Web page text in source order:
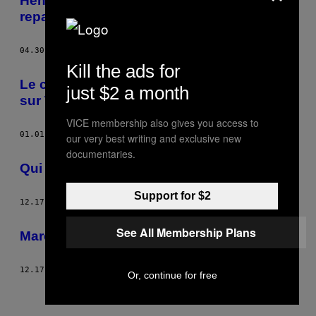
repas du condamné à mort
04.30.13
Le chef du vrai Ku Klux Klan m’a contacté
sur Twitter
01.01.13 MATTHEW FRANCEY
Qui compatit avec le Ku Klux Klan ?
12.17.12 MATTHEW FRANCEY
Marcher dans les nuages
12.17.12 MATTHEW FRANCEY
Kill the ads for
just $2 a month
VICE membership also gives you access to
our very best writing and exclusive new
documentaries.
Support for $2
See All Membership Plans
Or, continue for free